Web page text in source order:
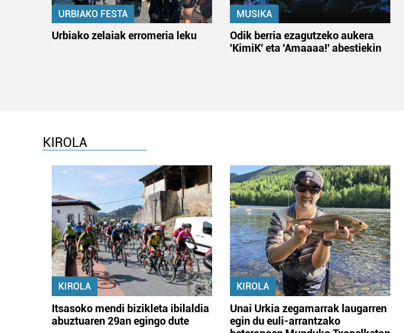
URBIAKO FESTA
Urbiako zelaiak erromeria leku
MUSIKA
Odik berria ezagutzeko aukera
'KimiK' eta 'Amaaaa!' abestiekin
KIROLA
KIROLA
Itsasoko mendi bizikleta ibilaldia
abuztuaren 29an egingo dute
KIROLA
Unai Urkia zegamarrak laugarren
egin du euli-arrantzako